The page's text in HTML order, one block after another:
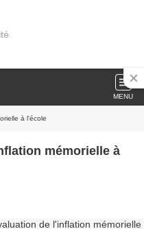
MENU
à l'école
mémorielle à